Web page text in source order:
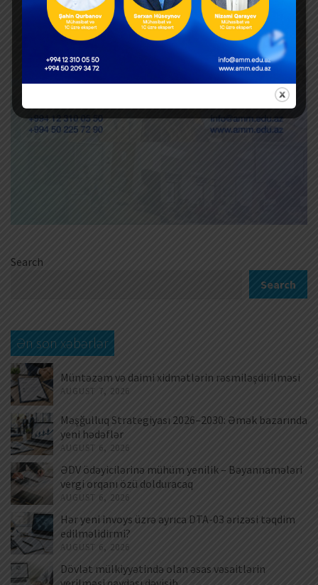
Search
Search
Ən son xəbərlər
Müntəzəm və daimi xidmətlərin rəsmiləşdirilməsi
AUGUST 7, 2026
Məşğulluq Strategiyası 2026–2030: Əmək bazarında
yeni hədəflər
AUGUST 6, 2026
ƏDV ödəyicilərinə mühüm yenilik – Bəyannamələri
vergi orqanı özü dolduracaq
AUGUST 6, 2026
Hər yeni invoys üzrə ayrıca DTA-03 ərizəsi təqdim
edilməlidirmi?
AUGUST 6, 2026
Dövlət mülkiyyətində olan əsas vəsaitlərin